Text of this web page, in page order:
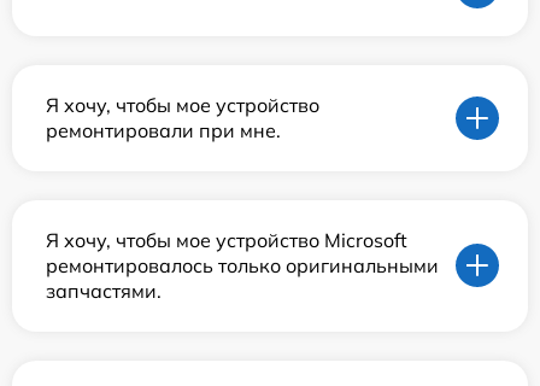
Я хочу, чтобы мое устройство
ремонтировали при мне.
Я хочу, чтобы мое устройство Microsoft
ремонтировалось только оригинальными
запчастями.